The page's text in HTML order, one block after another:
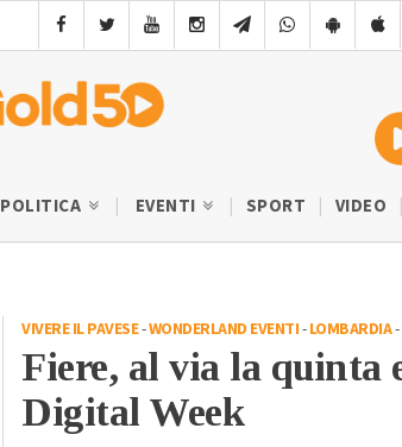
POLITICA EVENTI SPORT VIDEO
VIVERE IL PAVESE-WONDERLAND EVENTI-LOMBARDIA-
Fiere, al via la quinta
Digital Week